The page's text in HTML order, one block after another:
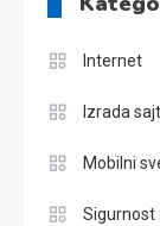
Internet
Izrada
Mobilni
Sigurnost